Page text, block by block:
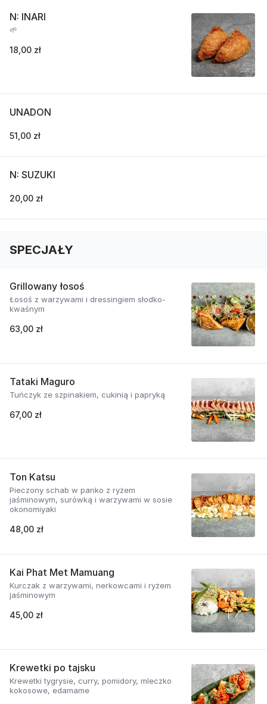
N: INARI
🌱
18,00 zł
UNADON
51,00 zł
N: SUZUKI
20,00 zł
SPECJAŁY
Grillowany łosoś
Łosoś z warzywami i dressingiem słodko-
kwaśnym
63,00 zł
Tataki Maguro
Tuńczyk ze szpinakiem, cukinią i papryką
67,00 zł
Ton Katsu
Pieczony schab w panko z ryżem
jaśminowym, surówką i warzywami w sosie
okonomiyaki
48,00 zł
Kai Phat Met Mamuang
Kurczak z warzywami, nerkowcami i ryżem
jaśminowym
45,00 zł
Krewetki po tajsku
Krewetki tygrysie, curry, pomidory, mleczko
kokosowe, edamame